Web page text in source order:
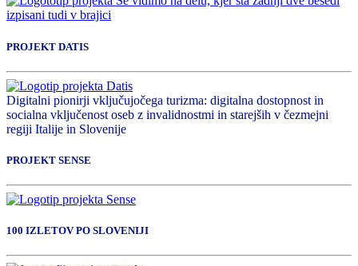
PROJEKT DATIS
Digitalni pionirji vključujočega turizma: digitalna dostopnost in
socialna vključenost oseb z invalidnostmi in starejših v čezmejni
regiji Italije in Slovenije
PROJEKT SENSE
100 IZLETOV PO SLOVENIJI